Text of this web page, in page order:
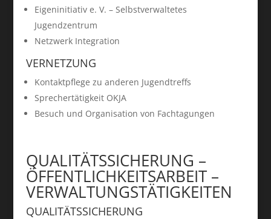
Eigeninitiativ e. V. – Selbstverwaltetes
Jugendzentrum
Netzwerk Integration
VERNETZUNG
Kontaktpflege zu anderen Jugendtreffs
Sprechertätigkeit OKJA
Besuch und Organisation von Fachtagungen
QUALITÄTSSICHERUNG –
ÖFFENTLICHKEITSARBEIT –
VERWALTUNGSTÄTIGKEITEN
QUALITÄTSSICHERUNG